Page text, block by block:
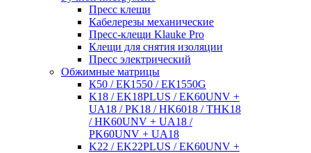
Пресс клещи
Кабелерезы механические
Пресс-клещи Klauke Pro
Клещи для снятия изоляции
Пресс электрический
Обжимные матрицы
К50 / ЕК1550 / ЕК1550G
K18 / EK18PLUS / EK60UNV +
UA18 / PK18 / HK6018 / THK18
/ HK60UNV + UA18 /
PK60UNV + UA18
K22 / EK22PLUS / EK60UNV +